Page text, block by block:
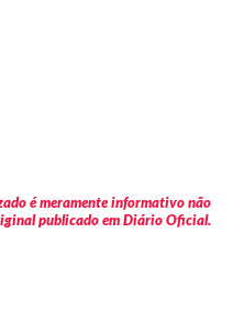
é meramente informativo não
publicado em Diário Oficial.